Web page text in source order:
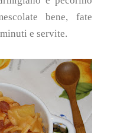
bene, fate
e servite.